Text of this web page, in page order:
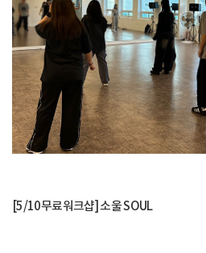
[5/10무료워크샵] 소울 SOUL